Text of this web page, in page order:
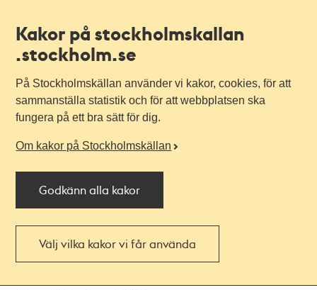
Kakor på stockholmskallan
.stockholm.se
På Stockholmskällan använder vi kakor, cookies, för att
sammanställa statistik och för att webbplatsen ska
fungera på ett bra sätt för dig.
Om kakor på Stockholmskällan
Godkänn alla kakor
Välj vilka kakor vi får använda